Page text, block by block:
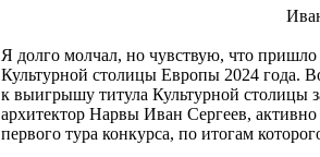
Я долго молчал, но чувствую, что
Культурной столицы Европы 2024 года.
к выигрышу титула Культурной столицы
архитектор Нарвы Иван Сергеев,
первого тура конкурса, по итогам